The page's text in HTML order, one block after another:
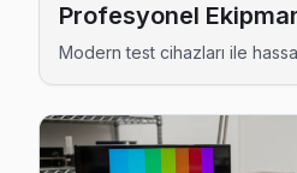
Osmanlı'den gelen Hitachi
Osmanlı Hitachi Açılmıyor
Turgut Hitachi Servis
Hitachi TV Turgut
Profesyonel
Modern test cihazları ile